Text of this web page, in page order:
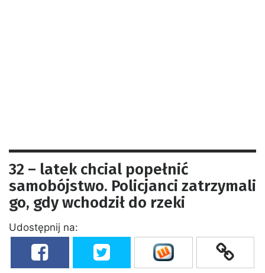
32 – latek chcial popełnić
samobójstwo. Policjanci zatrzymali
go, gdy wchodził do rzeki
Udostępnij na: